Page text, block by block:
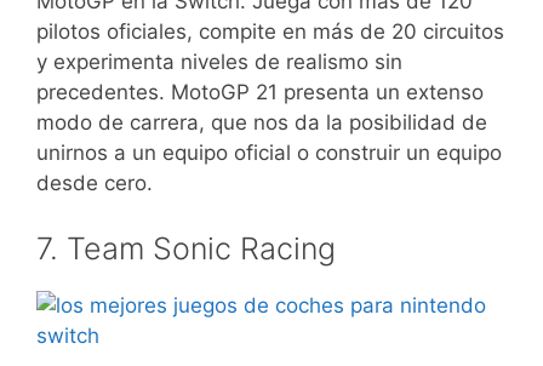
pilotos oficiales, compite en más de 20 circuitos
y experimenta niveles de realismo sin
precedentes. MotoGP 21 presenta un extenso
modo de carrera, que nos da la posibilidad de
unirnos a un equipo oficial o construir un equipo
desde cero.
7. Team Sonic Racing